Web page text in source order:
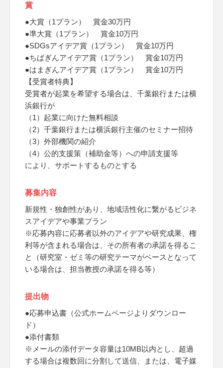
賞
●大賞（1プラン） 賞金30万円
●準大賞（1プラン） 賞金10万円
●SDGsアイデア賞（1プラン） 賞金10万円
●ちばぎんアイデア賞（1プラン） 賞金10万円
●はまぎんアイデア賞（1プラン） 賞金10万円
【受賞者特典】
受賞者が起業を希望する場合は、千葉銀行または横
浜銀行が
（1）起業に向けた無料相談
（2）千葉銀行または横浜銀行主催のセミナー招待
（3）外部機関の紹介
（4）公的支援策（補助金等）への申請支援等
により、サポートするものとする
募集内容
新規性・独創性があり、地域活性化に繋がるビジネ
スアイデアや事業プラン
※応募内容に応募者以外のアイデアや研究成果、権
利等が含まれる場合は、その所有者の承諾を得るこ
と（研究室・ゼミ等の研究テーマがベースとなって
いる場合は、担当教授の承諾を得る等）
提出物
●応募申込書（公式ホームページよりダウンロー
ド）
●添付書類
※メールの添付データ容量は10MB以内とし、超過
する場合は複数回に分割して送信、または、電子媒